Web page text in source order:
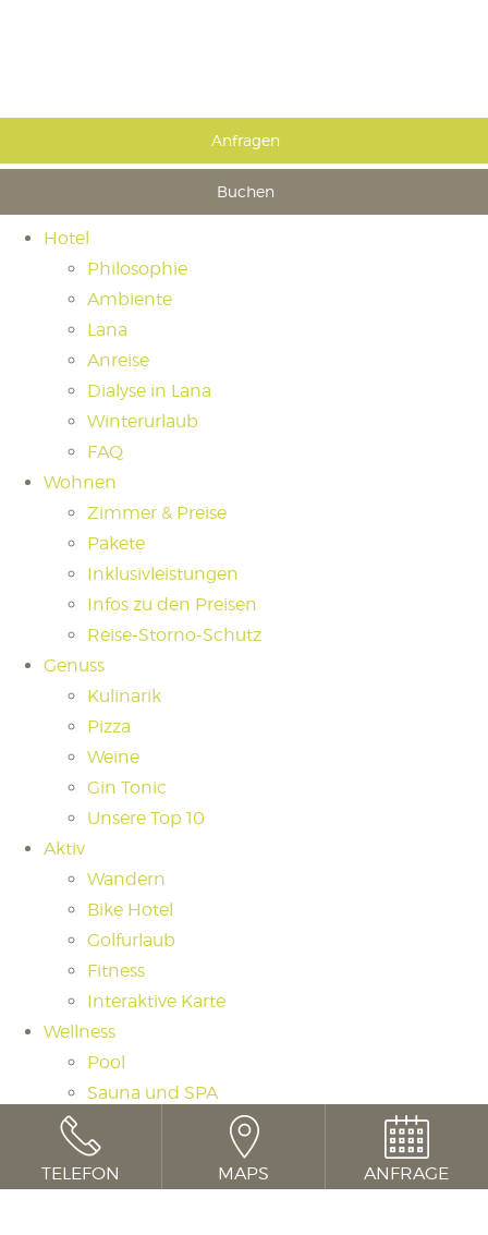
TELEFON MAPS ANFRAGE
Anfragen
Buchen
Hotel
Philosophie
Ambiente
Lana
Anreise
Dialyse in Lana
Winterurlaub
FAQ
Wohnen
Zimmer & Preise
Pakete
Inklusivleistungen
Infos zu den Preisen
Reise-Storno-Schutz
Genuss
Kulinarik
Pizza
Weine
Gin Tonic
Unsere Top 10
Aktiv
Wandern
Bike Hotel
Golfurlaub
Fitness
Interaktive Karte
Wellness
Pool
Sauna und SPA
Massagen und Beauty
Day Spa